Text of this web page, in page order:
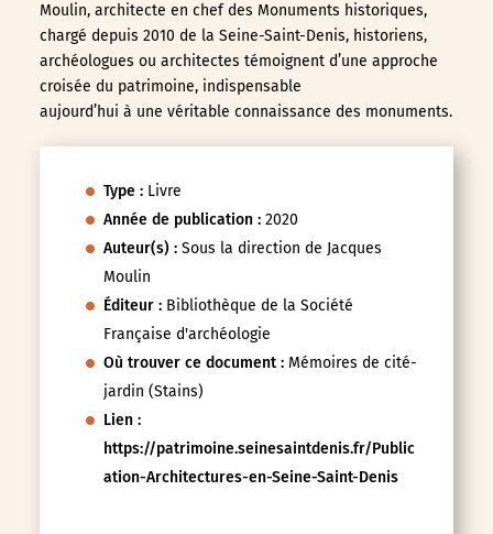
Moulin, architecte en chef des Monuments historiques,
chargé depuis 2010 de la Seine-Saint-Denis, historiens,
archéologues ou architectes témoignent d’une approche
croisée du patrimoine, indispensable
aujourd’hui à une véritable connaissance des monuments.
Type : Livre
Année de publication : 2020
Auteur(s) : Sous la direction de Jacques
Moulin
Éditeur : Bibliothèque de la Société
Française d'archéologie
Où trouver ce document : Mémoires de cité-
jardin (Stains)
Lien :
https://patrimoine.seinesaintdenis.fr/Public
ation-Architectures-en-Seine-Saint-Denis